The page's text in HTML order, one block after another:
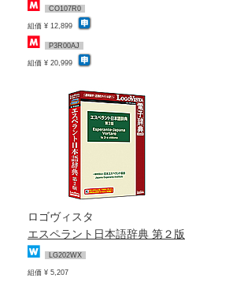
CO107R0
組価 ¥ 12,899
P3R00AJ
組価 ¥ 20,999
ロゴヴィスタ
エスペラント日本語辞典 第２版
LG202WX
組価 ¥ 5,207